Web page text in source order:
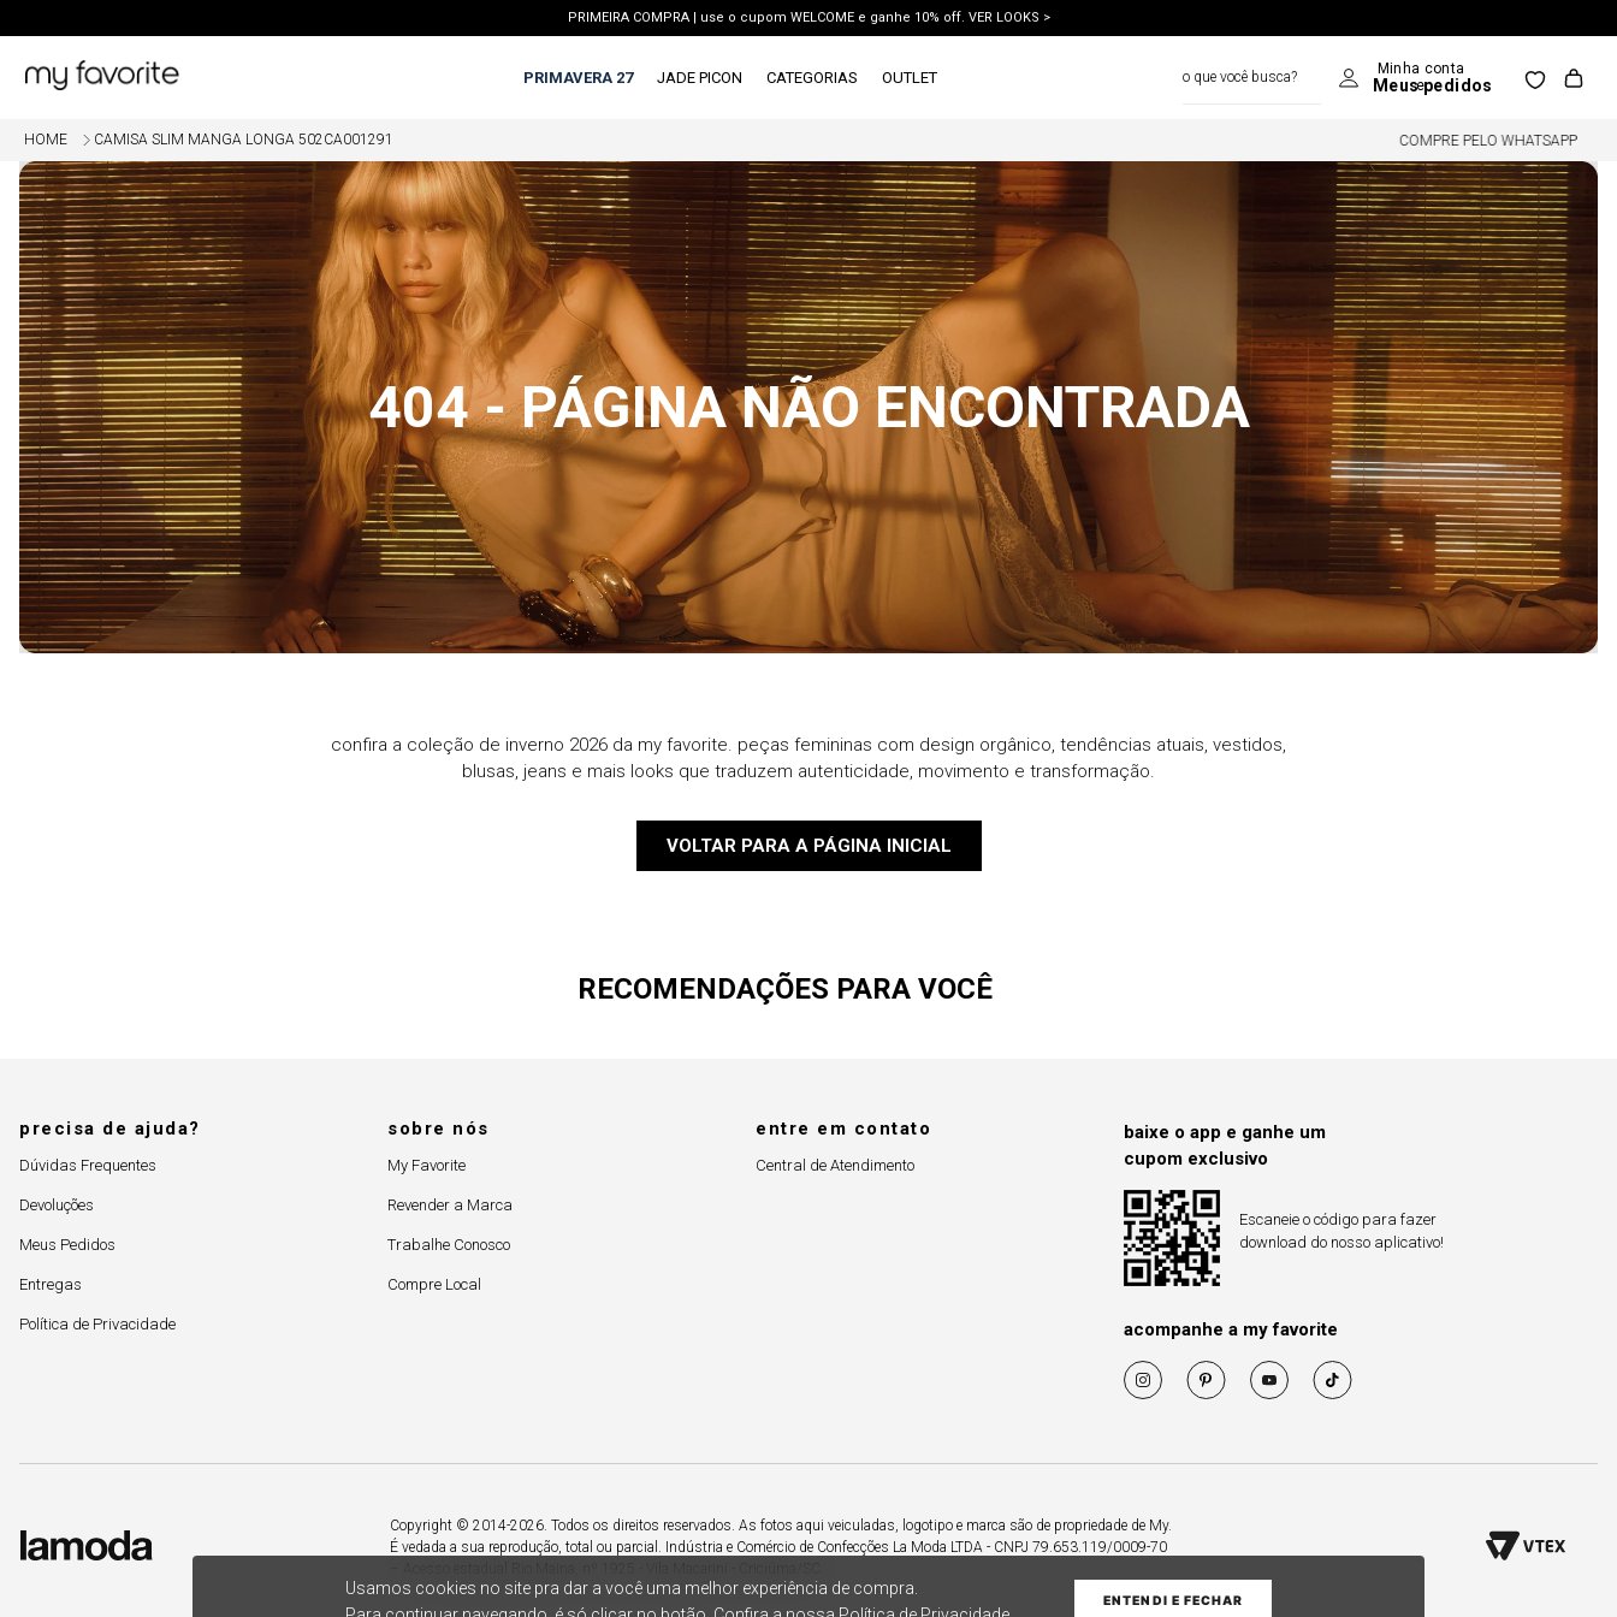
PRIMEIRA COMPRA | use o cupom WELCOME e ganhe 10% off. VER LOOKS >
PRIMAVERA 27 JADE PICON CATEGORIAS OUTLET
HOME CAMISA SLIM MANGA LONGA 502CA0012915% OFF EM COMPRAS COM PIX COMPRE PELO WHATSAPP
Usamos cookies no site pra dar a você uma melhor experiência de compra.
ENTENDI E FECHAR
404 - PÁGINA NÃO ENCONTRADA
confira a coleção de inverno 2026 da my favorite. peças femininas com design orgânico, tendências atuais, vestidos,
blusas, jeans e mais looks que traduzem autenticidade, movimento e transformação.
VOLTAR PARA A PÁGINA INICIAL
RECOMENDAÇÕES PARA VOCÊ
precisa de ajuda?
Dúvidas Frequentes
Devoluções
Meus Pedidos
Entregas
Política de Privacidade
sobre nós
My Favorite
Revender a Marca
Trabalhe Conosco
Compre Local
entre em contato
Central de Atendimento
baixe o app e ganhe um
cupom exclusivo
Escaneie o código para fazer
download do nosso aplicativo!
acompanhe a my favorite
Copyright © 2014-2026. Todos os direitos reservados. As fotos aqui veiculadas, logotipo e marca são de propriedade de My.
É vedada a sua reprodução, total ou parcial. Indústria e Comércio de Confecções La Moda LTDA - CNPJ 79.653.119/0009-70
TERMOS MAIS BUSCADOS
1º
vestido
2
blusa
3º
calca jeans
calca
5º
saia
6º
conjunto
7º
short
8º
blazer
º
jaqueta
10º macacao